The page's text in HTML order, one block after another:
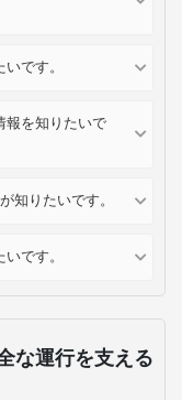
です。
報を知りたいで
知りたいです。
です。
な運行を支える